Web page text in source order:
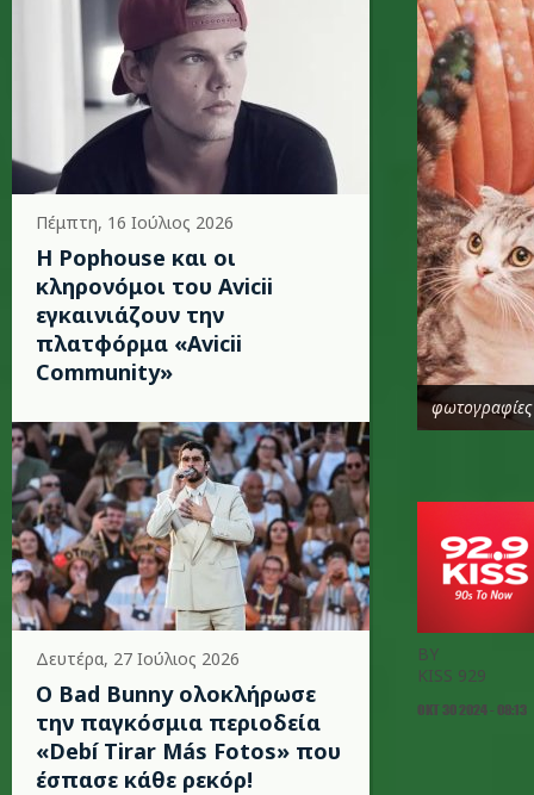
Πέμπτη, 16 Ιούλιος 2026
Η Pophouse και οι
κληρονόμοι του Avicii
εγκαινιάζουν την
πλατφόρμα «Avicii
Community»
Δευτέρα, 27 Ιούλιος 2026
Ο Bad Bunny ολοκλήρωσε
την παγκόσμια περιοδεία
«Debí Tirar Más Fotos» που
έσπασε κάθε ρεκόρ!
BY
KISS 929
ΟΚΤ 30 2024 - 08:13